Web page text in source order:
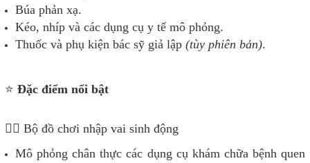
Búa phản xạ.
Kéo, nhíp và các dụng cụ y tế mô phỏng.
Thuốc và phụ kiện bác sỹ giả lập (tùy phiên bản).
⭐ Đặc điểm nổi bật
👨‍⚕️ Bộ đồ chơi nhập vai sinh động
Mô phỏng chân thực các dụng cụ khám chữa bệnh quen